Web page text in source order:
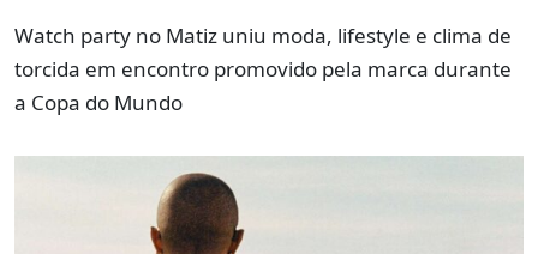
Watch party no Matiz uniu moda, lifestyle e clima de
torcida em encontro promovido pela marca durante
a Copa do Mundo